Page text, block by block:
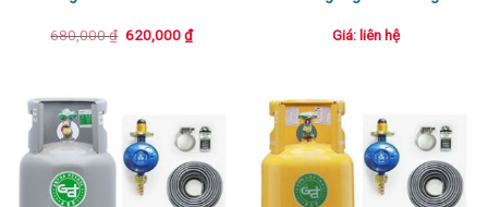
680,000₫ Giá
620,000₫Giá
hiện
Giá: liên hệ